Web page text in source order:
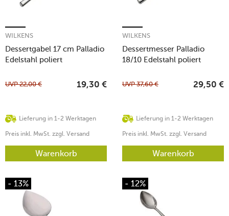
Dessertgabel 17 cm Palladio
Edelstahl poliert
WILKENS
Lieferung in 1-2 Werktagen
UVP22,00 € 19,30 €
Preis inkl. MwSt. zzgl. Versand
Warenkorb
Dessertmesser Palladio
18/10 Edelstahl poliert
WILKENS
Lieferung in 1-2 Werktagen
UVP37,60 € 29,50 €
Preis inkl. MwSt. zzgl. Versand
Warenkorb
- 13% - 12%